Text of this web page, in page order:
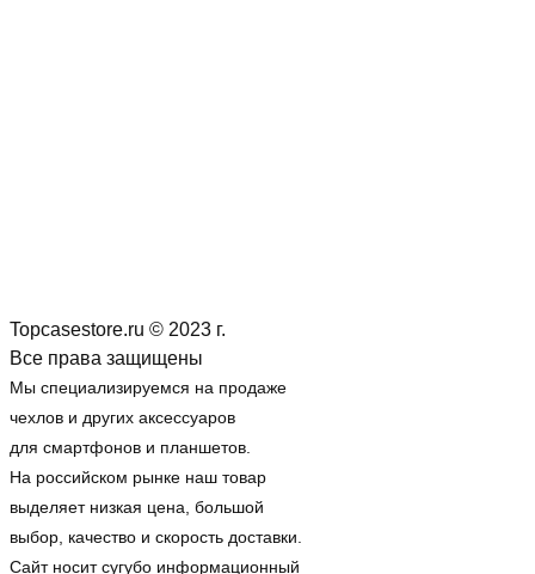
Topcasestore.ru © 2023 г.
Все права защищены
Мы специализируемся на продаже
чехлов и других аксессуаров
для смартфонов и планшетов.
На российском рынке наш товар
выделяет низкая цена, большой
выбор, качество и скорость доставки.
Сайт носит сугубо информационный